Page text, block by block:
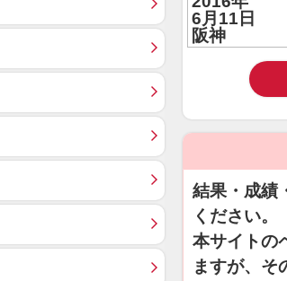
6月11日
阪神
結果・成績
ください。
本サイトの
ますが、そ